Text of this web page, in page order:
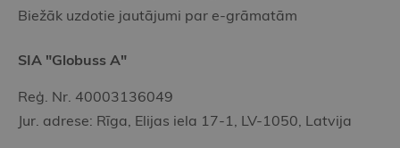
Biežāk uzdotie jautājumi par e-grāmatām
SIA "Globuss A"
Reģ. Nr. 40003136049
Jur. adrese: Rīga, Elijas iela 17-1, LV-1050, Latvija